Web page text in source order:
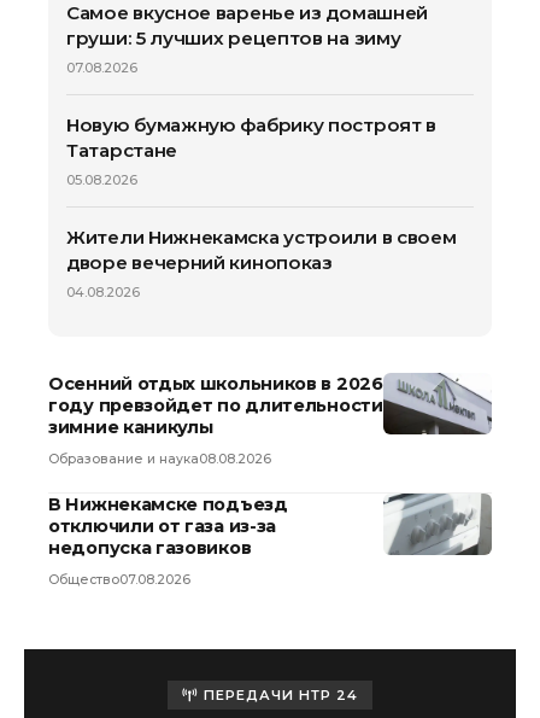
Самое вкусное варенье из домашней
груши: 5 лучших рецептов на зиму
07.08.2026
Новую бумажную фабрику построят в
Татарстане
05.08.2026
Жители Нижнекамска устроили в своем
дворе вечерний кинопоказ
04.08.2026
Осенний отдых школьников в 2026
году превзойдет по длительности
зимние каникулы
Образование и наука08.08.2026
В Нижнекамске подъезд
отключили от газа из-за
недопуска газовиков
Общество07.08.2026
ПЕРЕДАЧИ НТР 24